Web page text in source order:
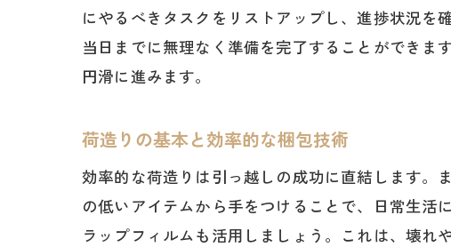
引っ
にやるべきタスクをリストアップし、進捗状況を
当日までに無理なく準備を完了することができ
円滑に進みます。
荷造りの基本と効率的な梱包技術
効率的な荷造りは引っ越しの成功に直結します。
の低いアイテムから手をつけることで、日常生
ラップフィルムも活用しましょう。これは、壊